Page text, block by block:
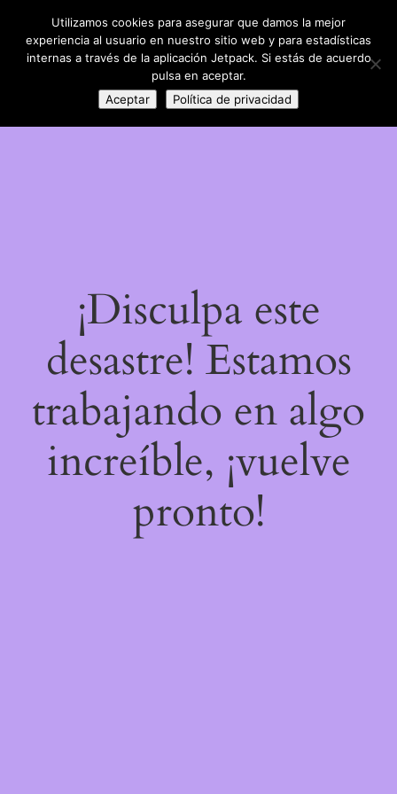
DIY con lana LinkedIn
Instagram
Facebook
Acceder
¡Disculpa este
desastre! Estamos
trabajando en algo
increíble, ¡vuelve
pronto!
Utilizamos cookies para asegurar que damos la mejor
experiencia al usuario en nuestro sitio web y para estadísticas
internas a través de la aplicación Jetpack. Si estás de acuerdo
pulsa en aceptar.
Aceptar
Política de privacidad